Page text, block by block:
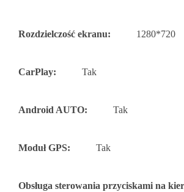
Rozdzielczość ekranu: 1280*720
CarPlay: Tak
Android AUTO: Tak
Moduł GPS: Tak
Obsługa sterowania przyciskami na